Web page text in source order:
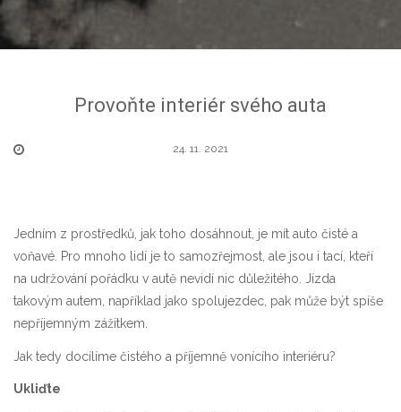
Provoňte interiér svého auta
24. 11. 2021
Jedním z prostředků, jak toho dosáhnout, je mít auto čisté a
voňavé. Pro mnoho lidí je to samozřejmost, ale jsou i tací, kteří
na udržování pořádku v autě nevidí nic důležitého. Jízda
takovým autem, například jako spolujezdec, pak může být spíše
nepříjemným zážitkem.
Jak tedy docílíme čistého a příjemně vonícího interiéru?
Ukliďte